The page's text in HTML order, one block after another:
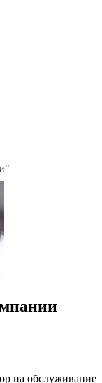
на обслуживание